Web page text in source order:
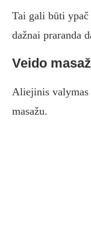
Tai gali būti
dažnai praranda
Veido
Aliejinis valymas
masažu.